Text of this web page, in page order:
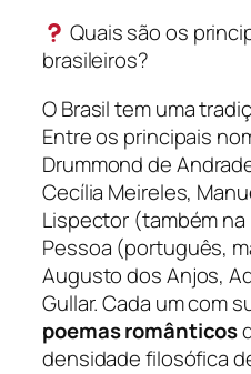
Quais são os
brasileiros?
O Brasil tem uma
Entre os principais
Drummond de
Cecília Meireles,
Lispector (também
Pessoa (português,
Augusto dos Anjos,
Gullar. Cada um com
poemas românticos
densidade filosófica